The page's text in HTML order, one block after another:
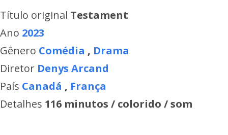
Título original Testament
Ano 2023
Gênero Comédia , Drama
Diretor Denys Arcand
País Canadá , França
Detalhes 116 minutos / colorido / som